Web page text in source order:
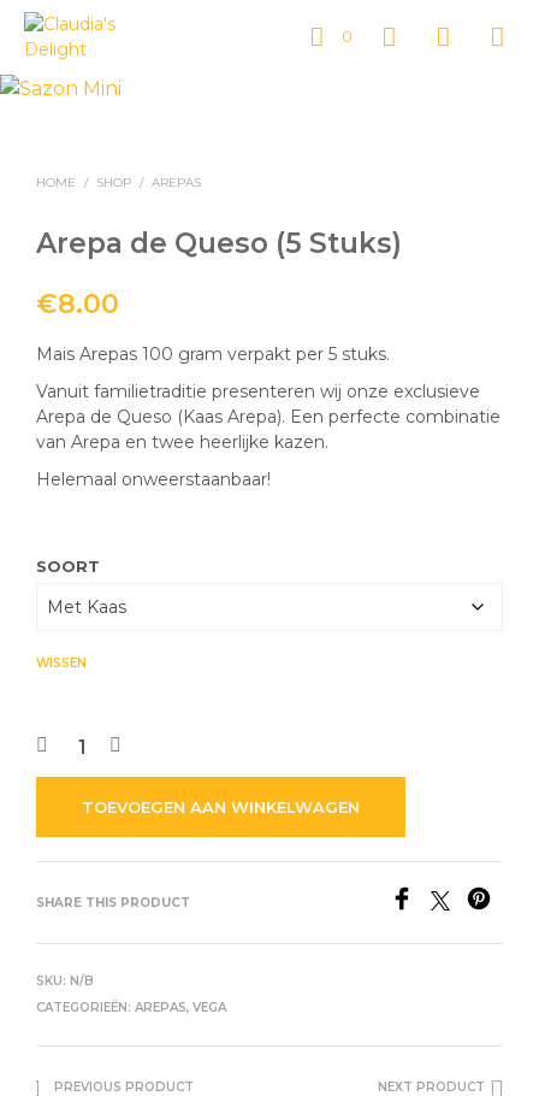
0
HOME / SHOP / AREPAS
Arepa de Queso (5 Stuks)
€8.00
Mais Arepas 100 gram verpakt per 5 stuks.
Vanuit familietraditie presenteren wij onze exclusieve
Arepa de Queso (Kaas Arepa). Een perfecte combinatie
van Arepa en twee heerlijke kazen.
Helemaal onweerstaanbaar!
SOORT
WISSEN
TOEVOEGEN AAN WINKELWAGEN
SHARE THIS PRODUCT
SKU: N/B
CATEGORIEËN: AREPAS, VEGA
PREVIOUS PRODUCT NEXT PRODUCT